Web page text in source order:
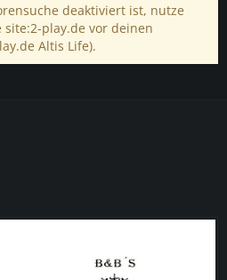
deaktiviert ist, nutze
site:2-play.de vor deinen
Altis Life).